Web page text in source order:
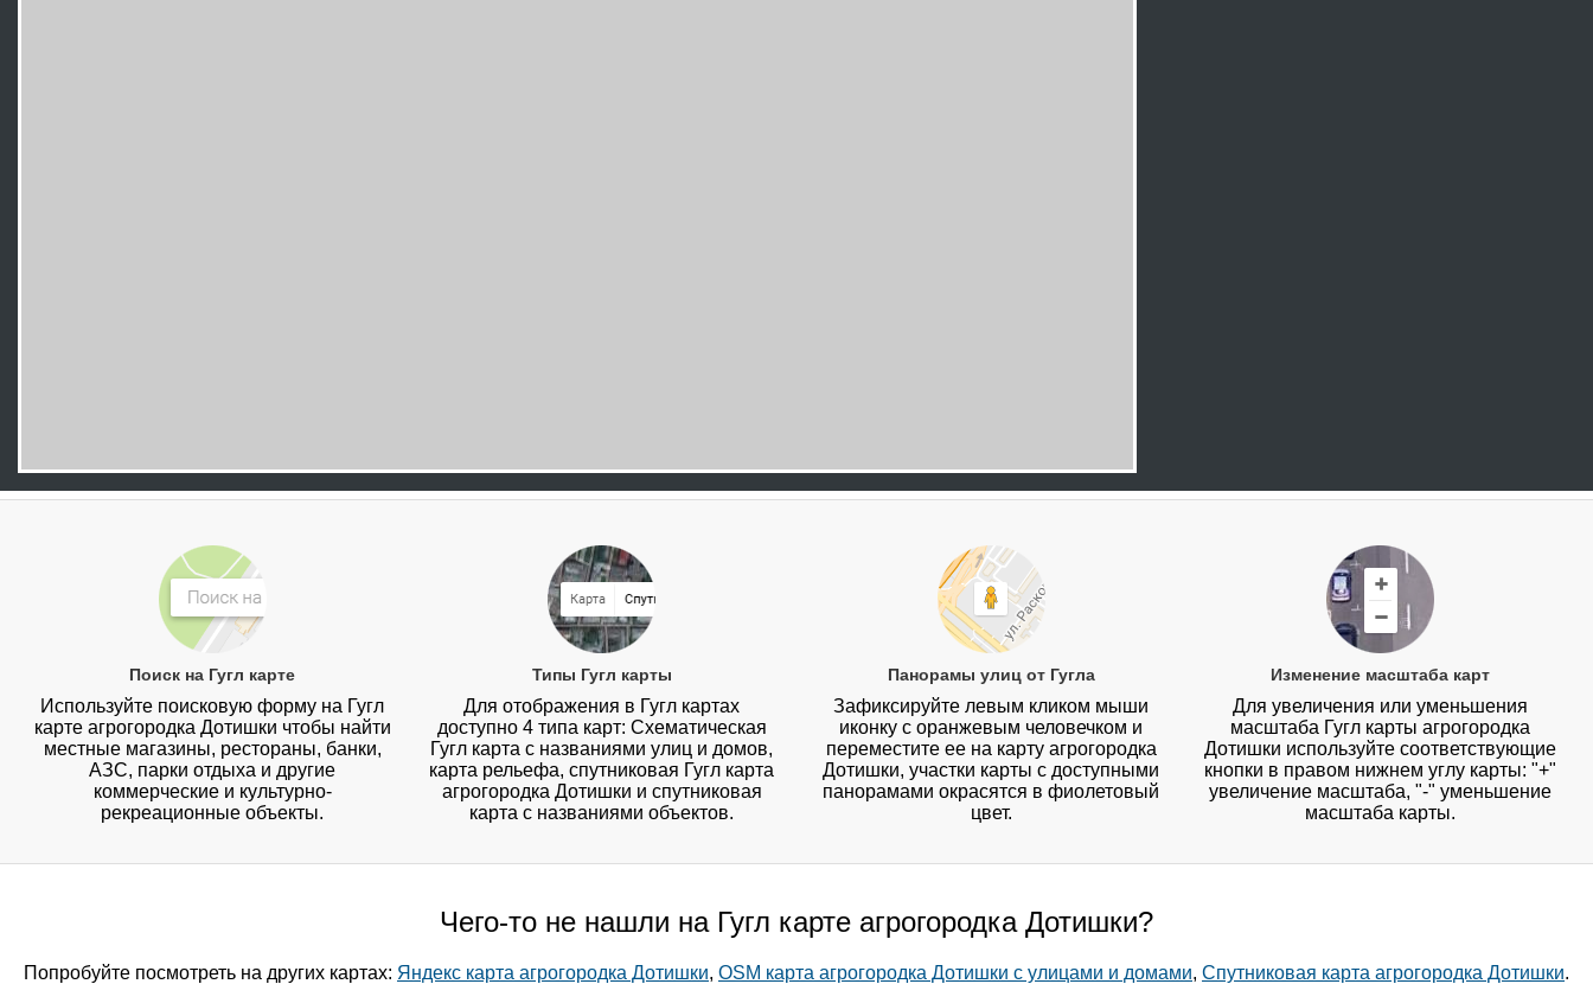
Поиск на Гугл карте
Используйте поисковую форму на Гугл
карте агрогородка Дотишки чтобы найти
местные магазины, рестораны, банки,
АЗС, парки отдыха и другие
коммерческие и культурно-
рекреационные объекты.
Типы Гугл карты
Для отображения в Гугл картах
доступно 4 типа карт: Схематическая
Гугл карта с названиями улиц и домов,
карта рельефа, спутниковая Гугл карта
агрогородка Дотишки и спутниковая
карта с названиями объектов.
Панорамы улиц от Гугла
Зафиксируйте левым кликом мыши
иконку с оранжевым человечком и
переместите ее на карту агрогородка
Дотишки, участки карты с доступными
панорамами окрасятся в фиолетовый
цвет.
Изменение масштаба карт
Для увеличения или уменьшения
масштаба Гугл карты агрогородка
Дотишки используйте соответствующие
кнопки в правом нижнем углу карты: "+"
увеличение масштаба, "-" уменьшение
масштаба карты.
Чего-то не нашли на Гугл карте агрогородка Дотишки?
Попробуйте посмотреть на других картах: Яндекс карта агрогородка Дотишки, OSM карта агрогородка Дотишки с улицами и домами, Спутниковая карта агрогородка Дотишки.